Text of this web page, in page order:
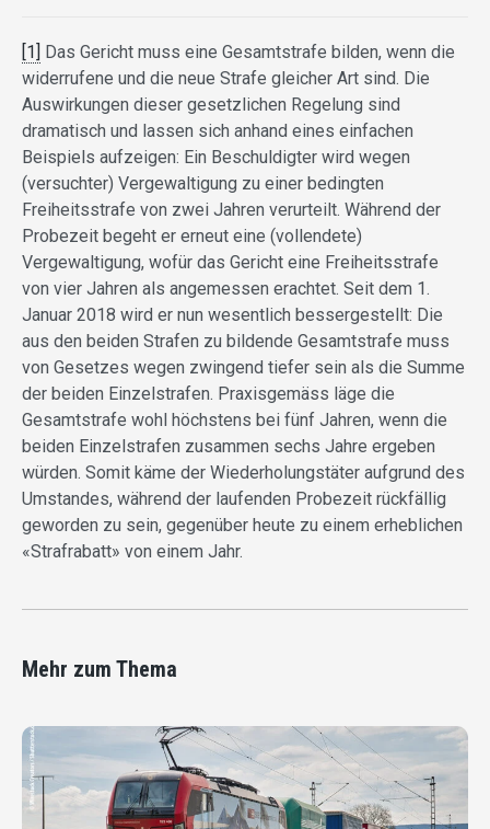
[1] Das Gericht muss eine Gesamtstrafe bilden, wenn die
widerrufene und die neue Strafe gleicher Art sind. Die
Auswirkungen dieser gesetzlichen Regelung sind
dramatisch und lassen sich anhand eines einfachen
Beispiels aufzeigen: Ein Beschuldigter wird wegen
(versuchter) Vergewaltigung zu einer bedingten
Freiheitsstrafe von zwei Jahren verurteilt. Während der
Probezeit begeht er erneut eine (vollendete)
Vergewaltigung, wofür das Gericht eine Freiheitsstrafe
von vier Jahren als angemessen erachtet. Seit dem 1.
Januar 2018 wird er nun wesentlich bessergestellt: Die
aus den beiden Strafen zu bildende Gesamtstrafe muss
von Gesetzes wegen zwingend tiefer sein als die Summe
der beiden Einzelstrafen. Praxisgemäss läge die
Gesamtstrafe wohl höchstens bei fünf Jahren, wenn die
beiden Einzelstrafen zusammen sechs Jahre ergeben
würden. Somit käme der Wiederholungstäter aufgrund des
Umstandes, während der laufenden Probezeit rückfällig
geworden zu sein, gegenüber heute zu einem erheblichen
«Strafrabatt» von einem Jahr.
Mehr zum Thema